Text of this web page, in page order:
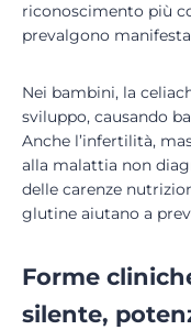
riconoscimento più
prevalgono
Nei bambini, la
sviluppo, causando
Anche l’infertilità,
alla malattia non
delle carenze
glutine aiutano a
Forme
silente,